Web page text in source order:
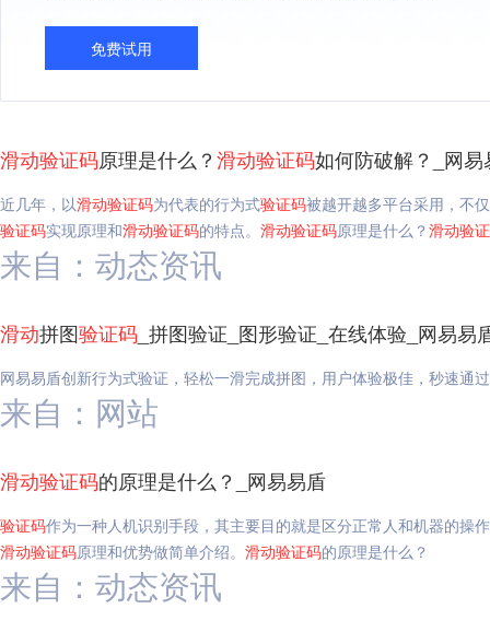
免费试用
滑动验证码原理是什么？滑动验证码如何防破解？_网易
近几年，以滑动验证码为代表的行为式验证码被越开越多平台采用，不
验证码实现原理和滑动验证码的特点。 滑动验证码原理是什么？ 滑动验
来自：动态资讯
滑动拼图验证码 _拼图验证_图形验证_在线体验_网易易
网易易盾创新行为式验证，轻松一滑完成拼图，用户体验极佳，秒速通
来自：网站
滑动验证码的原理是什么？_网易易盾
验证码作为一种人机识别手段，其主要目的就是区分正常人和机器的操
滑动验证码原理和优势做简单介绍。 滑动验证码的原理是什么？
来自：动态资讯